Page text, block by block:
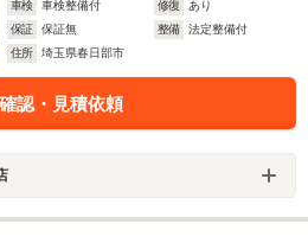
車検
車検整備付 修復
あり
保証
保証無 整備
法定整備付
住所
埼玉県春日部市
認・見積依頼